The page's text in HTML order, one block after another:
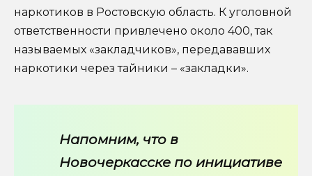
наркотиков в Ростовскую область. К уголовной
ответственности привлечено около 400, так
называемых «закладчиков», передававших
наркотики через тайники – «закладки».
Напомним, что в
Новочеркасске по инициативе